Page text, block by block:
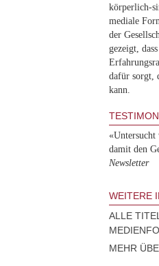
körperlich-
mediale
der
gezeigt,
dafür sorgt,
kann.
damit den
Newsletter
WEITERE
ALLE
MEHR